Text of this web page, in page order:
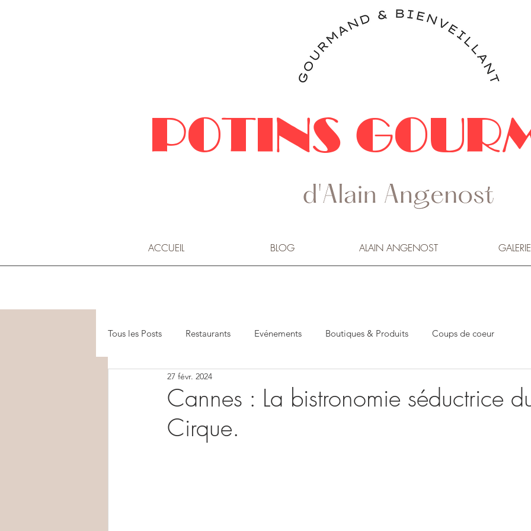
POTINS
ACCUEIL BLOG ALAIN ANGENOST GALERIE
Tous les Posts Restaurants Evénements Boutiques & Produits Coups de coeur
Cannes : La bistronomie séductrice
Cirque.
27 févr. 2024